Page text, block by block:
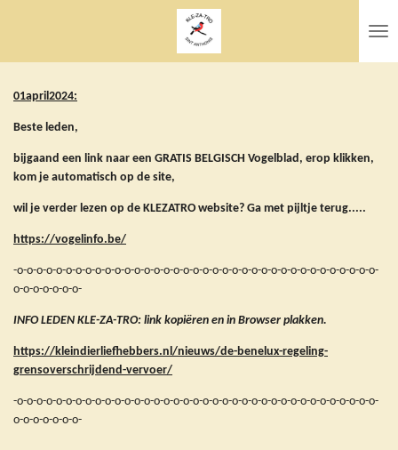
hoofdinhoud
01april2024:
Beste leden,
bijgaand een link naar een GRATIS BELGISCH Vogelblad, erop klikken,
kom je automatisch op de site,
wil je verder lezen op de KLEZATRO website? Ga met pijltje terug.....
https://vogelinfo.be/
-o-o-o-o-o-o-o-o-o-o-o-o-o-o-o-o-o-o-o-o-o-o-o-o-o-o-o-o-o-o-o-o-o-o-o-o-o-
o-o-o-o-o-o-o-
INFO LEDEN KLE-ZA-TRO: link kopiëren en in Browser plakken.
https://kleindierliefhebbers.nl/nieuws/de-benelux-regeling-
grensoverschrijdend-vervoer/
-o-o-o-o-o-o-o-o-o-o-o-o-o-o-o-o-o-o-o-o-o-o-o-o-o-o-o-o-o-o-o-o-o-o-o-o-o-
o-o-o-o-o-o-o-